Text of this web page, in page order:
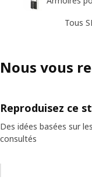
Tous
Nous vous
Reproduisez ce
Des idées basées sur
consultés